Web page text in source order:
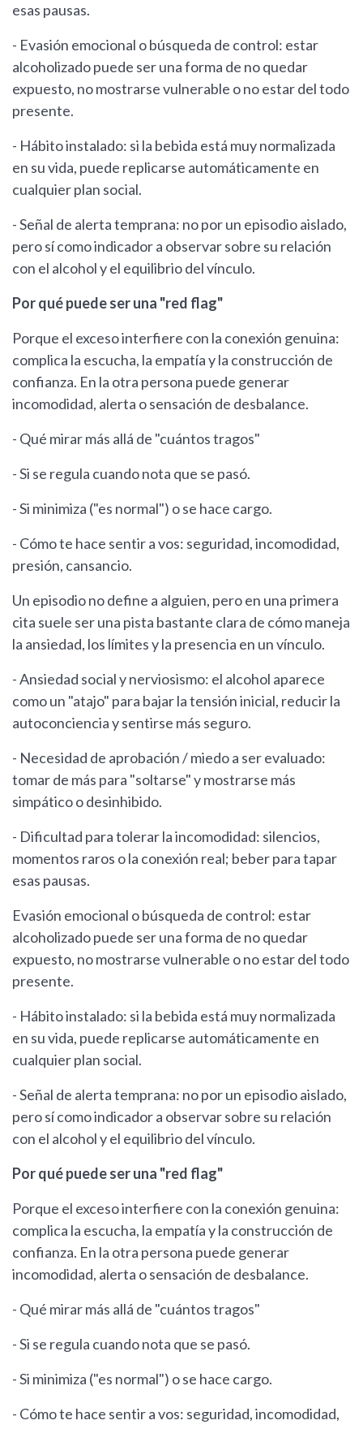
esas pausas.
- Evasión emocional o búsqueda de control: estar
alcoholizado puede ser una forma de no quedar
expuesto, no mostrarse vulnerable o no estar del todo
presente.
- Hábito instalado: si la bebida está muy normalizada
en su vida, puede replicarse automáticamente en
cualquier plan social.
- Señal de alerta temprana: no por un episodio aislado,
pero sí como indicador a observar sobre su relación
con el alcohol y el equilibrio del vínculo.
Por qué puede ser una "red flag"
Porque el exceso interfiere con la conexión genuina:
complica la escucha, la empatía y la construcción de
confianza. En la otra persona puede generar
incomodidad, alerta o sensación de desbalance.
- Qué mirar más allá de "cuántos tragos"
- Si se regula cuando nota que se pasó.
- Si minimiza ("es normal") o se hace cargo.
- Cómo te hace sentir a vos: seguridad, incomodidad,
presión, cansancio.
Un episodio no define a alguien, pero en una primera
cita suele ser una pista bastante clara de cómo maneja
la ansiedad, los límites y la presencia en un vínculo.
- Ansiedad social y nerviosismo: el alcohol aparece
como un "atajo" para bajar la tensión inicial, reducir la
autoconciencia y sentirse más seguro.
- Necesidad de aprobación / miedo a ser evaluado:
tomar de más para "soltarse" y mostrarse más
simpático o desinhibido.
- Dificultad para tolerar la incomodidad: silencios,
momentos raros o la conexión real; beber para tapar
esas pausas.
Evasión emocional o búsqueda de control: estar
alcoholizado puede ser una forma de no quedar
expuesto, no mostrarse vulnerable o no estar del todo
presente.
- Hábito instalado: si la bebida está muy normalizada
en su vida, puede replicarse automáticamente en
cualquier plan social.
- Señal de alerta temprana: no por un episodio aislado,
pero sí como indicador a observar sobre su relación
con el alcohol y el equilibrio del vínculo.
Por qué puede ser una "red flag"
Porque el exceso interfiere con la conexión genuina:
complica la escucha, la empatía y la construcción de
confianza. En la otra persona puede generar
incomodidad, alerta o sensación de desbalance.
- Qué mirar más allá de "cuántos tragos"
- Si se regula cuando nota que se pasó.
- Si minimiza ("es normal") o se hace cargo.
- Cómo te hace sentir a vos: seguridad, incomodidad,